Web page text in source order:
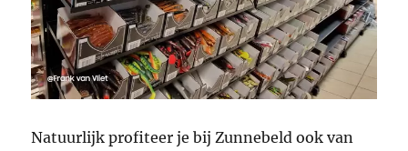
Natuurlijk profiteer je bij Zunnebeld ook van